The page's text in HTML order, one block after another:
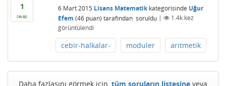
1
cevap
6 Mart 2015 Lisans Matematikkategorisinde Uğur
Efem (46puan) tarafından soruldu | 1.4kkez
görüntülendi
cebir-halkalar- moduler aritmetik
Daha fazlasını görmek için, tüm soruların listesine veya